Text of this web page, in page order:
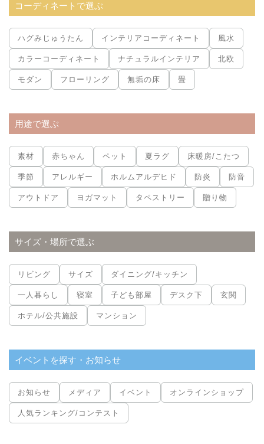
コーディネートで選ぶ
ハグみじゅうたん インテリアコーディネート 風水
カラーコーディネート ナチュラルインテリア 北欧
モダン フローリング 無垢の床 畳
用途で選ぶ
素材 赤ちゃん ペット 夏ラグ 床暖房/こたつ
季節 アレルギー ホルムアルデヒド 防炎 防音
アウトドア ヨガマット タペストリー 贈り物
サイズ・場所で選ぶ
リビング サイズ ダイニング/キッチン
一人暮らし 寝室 子ども部屋 デスク下 玄関
ホテル/公共施設 マンション
イベントを探す・お知らせ
お知らせ メディア イベント オンラインショップ
人気ランキング/コンテスト